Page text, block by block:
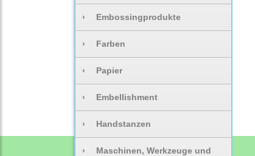
› Embossingprodukte
› Farben
› Papier
› Embellishment
› Handstanzen
›
Maschinen, Werkzeuge und